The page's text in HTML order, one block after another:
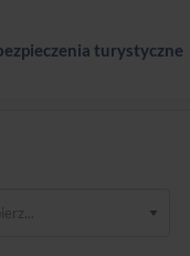
turystyczne